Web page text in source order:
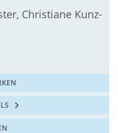
Christiane Kunz-